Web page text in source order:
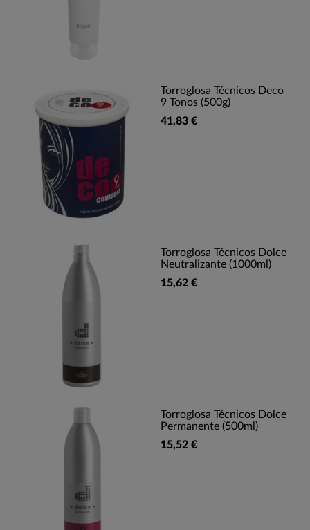
Torroglosa Técnicos Deco
9 Tonos (500g)
41,83 €
Torroglosa Técnicos Dolce
Neutralizante (1000ml)
15,62 €
Torroglosa Técnicos Dolce
Permanente (500ml)
15,52 €